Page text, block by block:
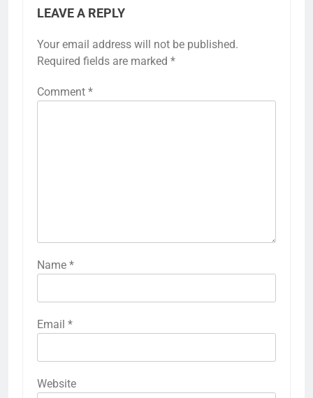
LEAVE A REPLY
Your email address will not be published.
Required fields are marked *
Comment *
Name *
Email *
Website